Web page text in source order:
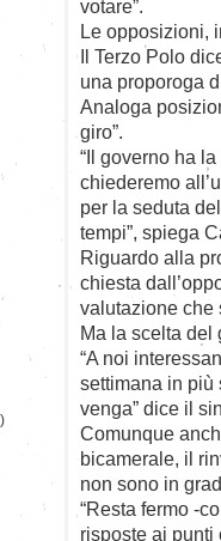
votare”.
Le opposizioni,
Il Terzo Polo
una proporoga
Analoga
giro”.
“Il governo ha
chiederemo
per la seduta
tempi”, spiega
Riguardo alla
chiesta
valutazione che
Ma la scelta del
“A noi
settimana in più
venga” dice il
Comunque
bicamerale, il
non sono in
“Resta fermo -
risposte ai punti